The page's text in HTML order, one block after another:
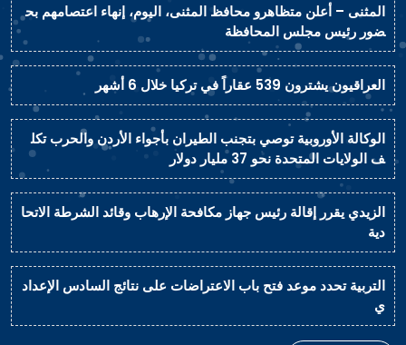
المثنى – أعلن متظاهرو محافظ المثنى، اليوم، إنهاء اعتصامهم بح
ضور رئيس مجلس المحافظة
العراقيون يشترون 539 عقاراً في تركيا خلال 6 أشهر
الوكالة الأوروبية توصي بتجنب الطيران بأجواء الأردن والحرب تكل
ف الولايات المتحدة نحو 37 مليار دولار
الزيدي يقرر إقالة رئيس جهاز مكافحة الإرهاب وقائد الشرطة الاتحا
دية
التربية تحدد موعد فتح باب الاعتراضات على نتائج السادس الإعداد
ي